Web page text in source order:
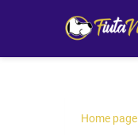
Home page